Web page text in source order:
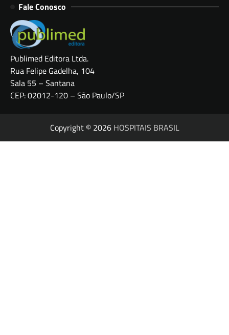
Fale Conosco
Publimed Editora Ltda.
Rua Felipe Gadelha, 104
Sala 55 – Santana
CEP: 02012-120 – São Paulo/SP
Copyright © 2026 HOSPITAIS BRASIL